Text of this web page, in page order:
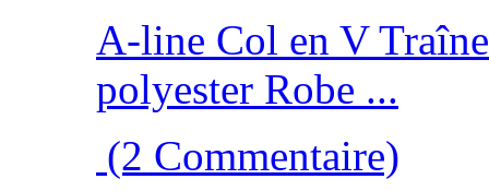
A-line Col en V
polyester Robe ...
(2 Commentaire)